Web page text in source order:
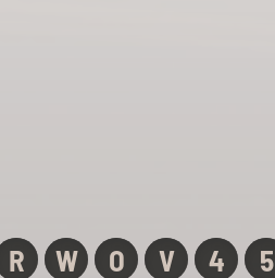
R W O V 4 5